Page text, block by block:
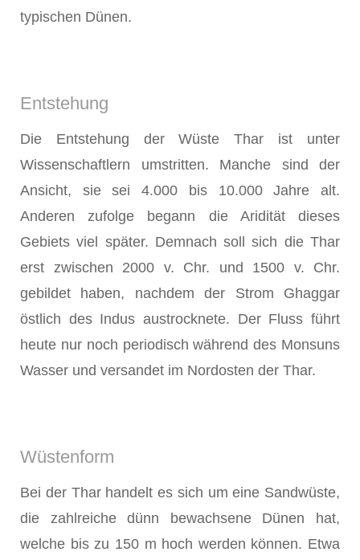
typischen Dünen.
Entstehung
Die Entstehung der Wüste Thar ist unter
Wissenschaftlern umstritten. Manche sind der
Ansicht, sie sei 4.000 bis 10.000 Jahre alt.
Anderen zufolge begann die Aridität dieses
Gebiets viel später. Demnach soll sich die Thar
erst zwischen 2000 v. Chr. und 1500 v. Chr.
gebildet haben, nachdem der Strom Ghaggar
östlich des Indus austrocknete. Der Fluss führt
heute nur noch periodisch während des Monsuns
Wasser und versandet im Nordosten der Thar.
Wüstenform
Bei der Thar handelt es sich um eine Sandwüste,
die zahlreiche dünn bewachsene Dünen hat,
welche bis zu 150 m hoch werden können. Etwa